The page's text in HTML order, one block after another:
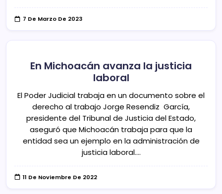
7 De Marzo De 2023
En Michoacán avanza la justicia
laboral
El Poder Judicial trabaja en un documento sobre el
derecho al trabajo Jorge Resendiz García,
presidente del Tribunal de Justicia del Estado,
aseguró que Michoacán trabaja para que la
entidad sea un ejemplo en la administración de
justicia laboral.…
11 De Noviembre De 2022